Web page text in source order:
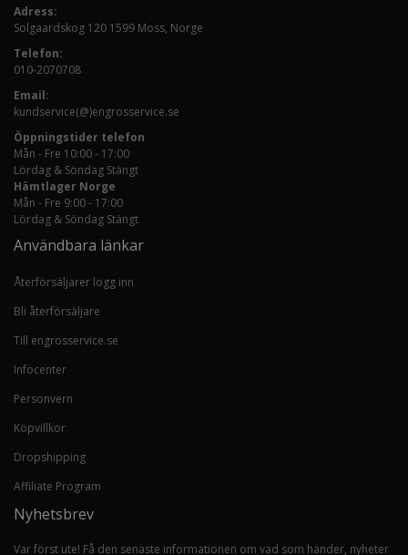
Adress:
Solgaardskog 120 1599 Moss, Norge
Telefon:
010-2070708
Email:
kundservice(@)engrosservice.se
Öppningstider telefon
Mån - Fre 10:00 - 17:00
Lördag & Söndag Stängt
Hämtlager Norge
Mån - Fre 9:00 - 17:00
Lördag & Söndag Stängt
Användbara länkar
Återförsäljarer logg inn
Bli återförsäljare
Till engrosservice.se
Infocenter
Personvern
Köpvillkor
Dropshipping
Affiliate Program
Nyhetsbrev
Var först ute! Få den senaste informationen om vad som händer, nyheter